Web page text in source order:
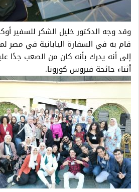
وقد وجه الدكتور خليل الشكر للسفير
قام به في السفارة اليابانية في مصر
إلى أنه يدرك بأنه كان من الصعب جدًا
أثناء جائحة فيروس كورونا.